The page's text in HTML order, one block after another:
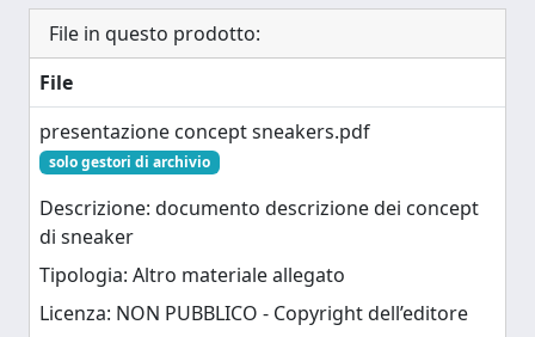
File in questo prodotto:
File
presentazione concept sneakers.pdf
solo gestori di archivio
Descrizione: documento descrizione dei concept
di sneaker
Tipologia: Altro materiale allegato
Licenza: NON PUBBLICO - Copyright dell’editore